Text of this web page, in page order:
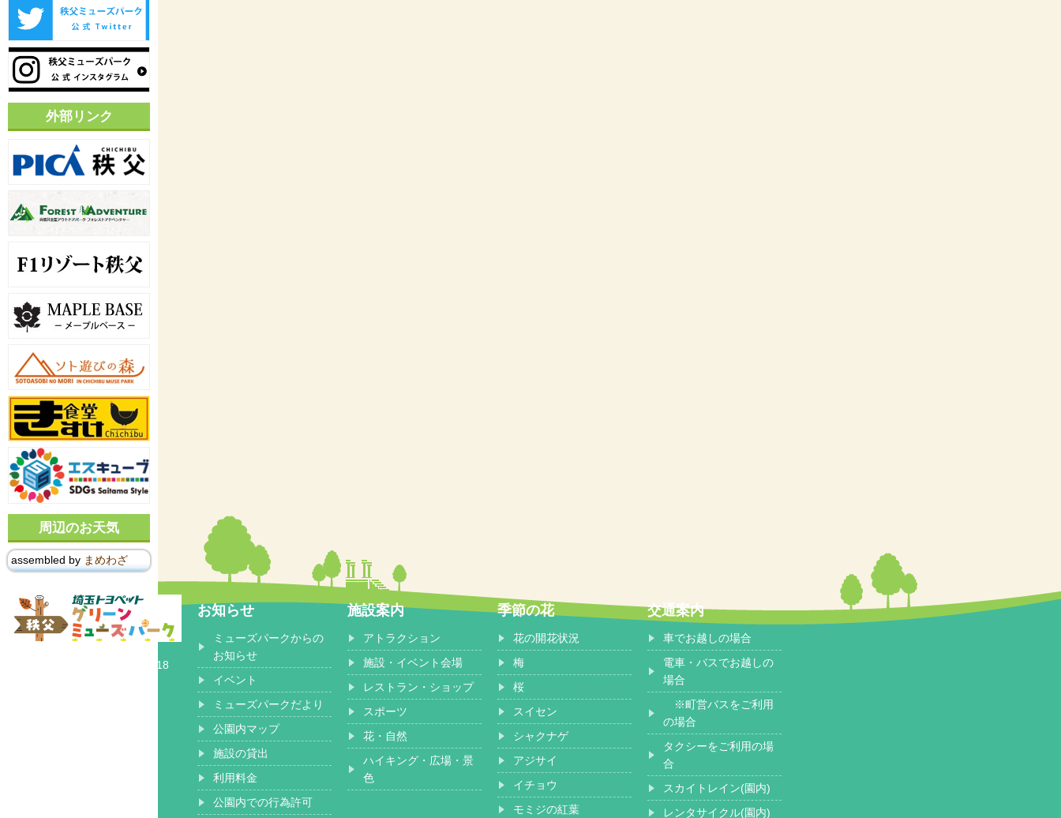
外部リンク
周辺のお天気
assembled by まめわざ
埼玉県秩父郡 小鹿野町長留2518
お知らせ
ミューズパークからの
お知らせ
イベント
ミューズパークだより
公園内マップ
施設の貸出
利用料金
公園内での行為許可
施設案内
アトラクション
施設・イベント会場
レストラン・ショップ
スポーツ
花・自然
ハイキング・広場・景
色
季節の花
花の開花状況
梅
桜
スイセン
シャクナゲ
アジサイ
イチョウ
モミジの紅葉
交通案内
車でお越しの場合
電車・バスでお越しの
場合
※町営バスをご利用
の場合
タクシーをご利用の場
合
スカイトレイン(園内)
レンタサイクル(園内)